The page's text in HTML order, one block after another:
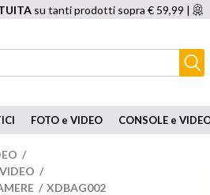
su tanti prodotti sopra € 59,99 |
FOTO e VIDEO CONSOLE e
/
/
/ XDBAG002